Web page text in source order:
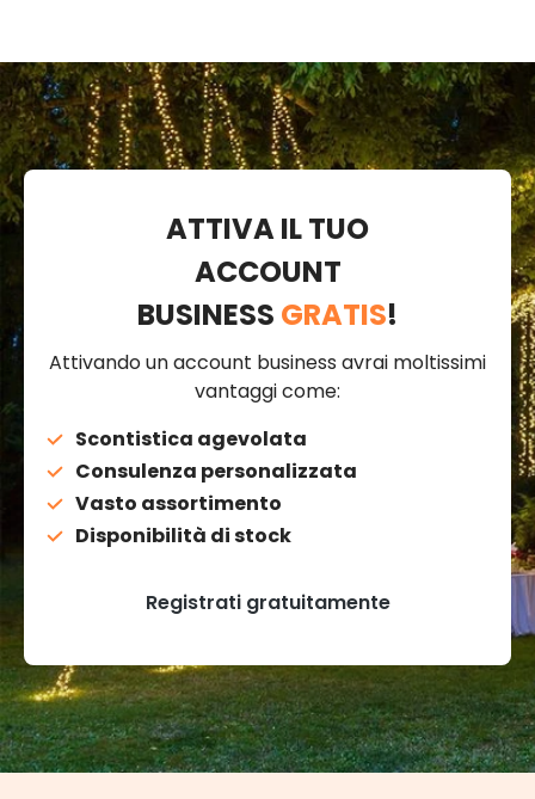
ATTIVA IL TUO
ACCOUNT
BUSINESS GRATIS!
Attivando un account business avrai moltissimi
vantaggi come:
Scontistica agevolata
Consulenza personalizzata
Vasto assortimento
Disponibilità di stock
Registrati gratuitamente